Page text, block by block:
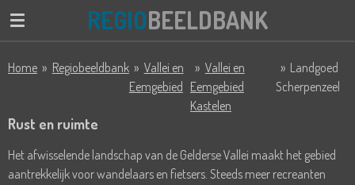
Ga
de
REGIOBEELDBANK
Home » Regiobeeldbank » Vallei en
Eemgebied
» Vallei en
Eemgebied
Kastelen
» Landgoed
Scherpenzeel
Rust en ruimte
Het afwisselende landschap van de Gelderse Vallei maakt het gebied
aantrekkelijk voor wandelaars en fietsers. Steeds meer recreanten